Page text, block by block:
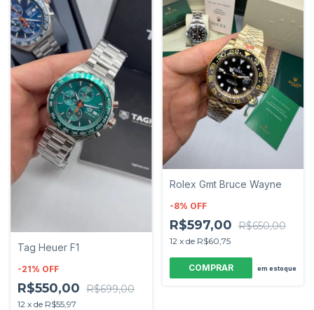
Tag Heuer F1
-21% OFF
R$550,00 R$699,00
12 x de R$55,97
Rolex Gmt Bruce Wayne
-8% OFF
R$597,00 R$650,00
12 x de R$60,75
em estoque